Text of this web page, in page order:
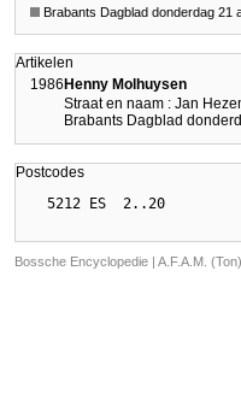
Brabants Dagblad donderdag 21
Artikelen
1986Henny Molhuysen
Straat en naam : Jan
Brabants Dagblad
Postcodes
Bossche Encyclopedie | A.F.A.M.